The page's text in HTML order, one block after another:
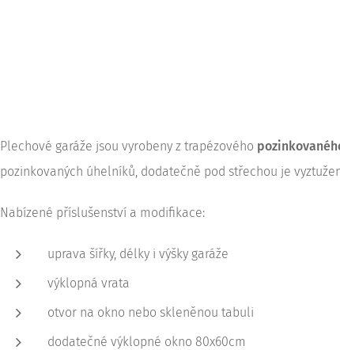
Plechové garáže jsou vyrobeny z trapézového
pozinkovaných úhelníků, dodatečně pod střechou je
Nabízené příslušenství a modifikace:
uprava šířky, délky i výšky garáže
výklopná vrata
otvor na okno nebo skleněnou tabuli
dodatečné výklopné okno 80x60cm